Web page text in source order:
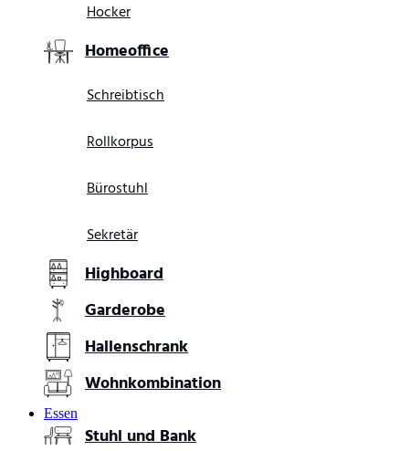
Hocker
Homeoffice
Schreibtisch
Rollkorpus
Bürostuhl
Sekretär
Highboard
Garderobe
Hallenschrank
Wohnkombination
Essen
Stuhl und Bank